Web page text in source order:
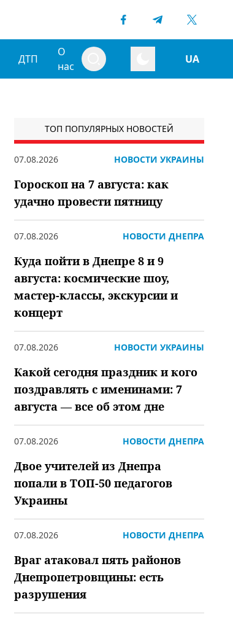
ДТП
О
нас
UA
ТОП ПОПУЛЯРНЫХ НОВОСТЕЙ
07.08.2026 НОВОСТИ УКРАИНЫ
Гороскоп на 7 августа: как
удачно провести пятницу
07.08.2026 НОВОСТИ ДНЕПРА
Куда пойти в Днепре 8 и 9
августа: космические шоу,
мастер-классы, экскурсии и
концерт
07.08.2026 НОВОСТИ УКРАИНЫ
Какой сегодня праздник и кого
поздравлять с именинами: 7
августа — все об этом дне
07.08.2026 НОВОСТИ ДНЕПРА
Двое учителей из Днепра
попали в ТОП-50 педагогов
Украины
07.08.2026 НОВОСТИ ДНЕПРА
Враг атаковал пять районов
Днепропетровщины: есть
разрушения